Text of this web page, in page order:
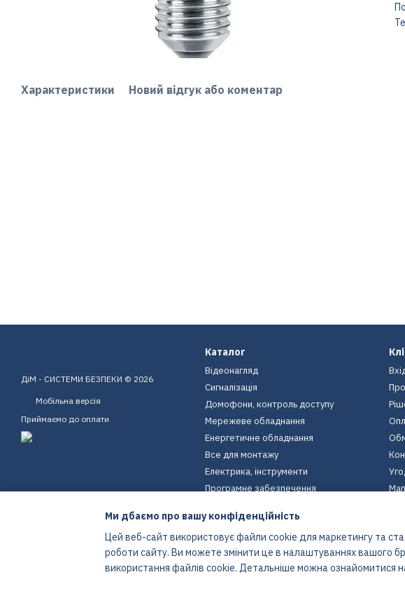
Характеристики Новий відгук або коментар
ДіМ - СИСТЕМИ БЕЗПЕКИ © 2026
Мобільна версія
Приймаємо до оплати
Інтернет-магазин створений з Хорошоп
Каталог
Відеонагляд
Сигналізація
Домофони, контроль доступу
Мережеве обладнання
Енергетичне обладнання
Все для монтажу
Електрика, інструменти
Програмне забезпечення
Екіпірування
Енергетичне обладнання
Ми дбаємо про вашу конфіденційність
Цей веб-сайт використовує файли cookie для маркетингу та
роботи сайту. Ви можете змінити це в налаштуваннях вашого
використання файлів cookie. Детальніше можна ознайомитися